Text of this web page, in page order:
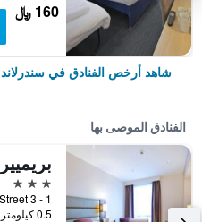
160 ﷼
شاهد أرخص الفنادق في سندرلاند
الفنادق الموصى بها
3 نجوم
0.5 كيلومتر عن وسط المدينة